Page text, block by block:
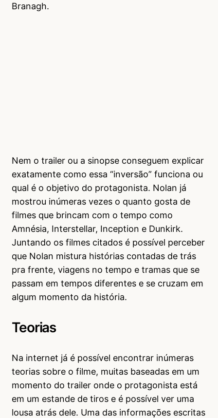
Branagh.
Nem o trailer ou a sinopse conseguem explicar
exatamente como essa “inversão” funciona ou
qual é o objetivo do protagonista. Nolan já
mostrou inúmeras vezes o quanto gosta de
filmes que brincam com o tempo como
Amnésia, Interstellar, Inception e Dunkirk.
Juntando os filmes citados é possível perceber
que Nolan mistura histórias contadas de trás
pra frente, viagens no tempo e tramas que se
passam em tempos diferentes e se cruzam em
algum momento da história.
Teorias
Na internet já é possível encontrar inúmeras
teorias sobre o filme, muitas baseadas em um
momento do trailer onde o protagonista está
em um estande de tiros e é possível ver uma
lousa atrás dele. Uma das informações escritas